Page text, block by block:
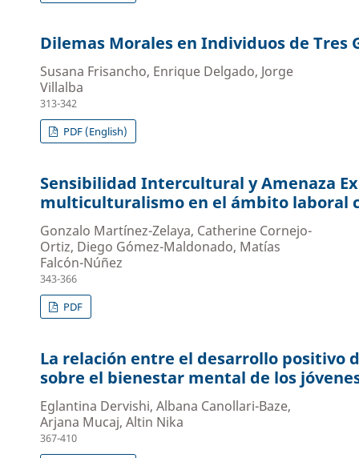
Dilemas Morales en Individuos de Tres
Susana Frisancho, Enrique Delgado, Jorge
Villalba
313-342
PDF (English)
Sensibilidad Intercultural y Amenaza
multiculturalismo en el ámbito laboral
Gonzalo Martínez-Zelaya, Catherine Cornejo-
Ortiz, Diego Gómez-Maldonado, Matías
Falcón-Núñez
343-366
PDF
La relación entre el desarrollo positivo
sobre el bienestar mental de los
Eglantina Dervishi, Albana Canollari-Baze,
Arjana Mucaj, Altin Nika
367-410